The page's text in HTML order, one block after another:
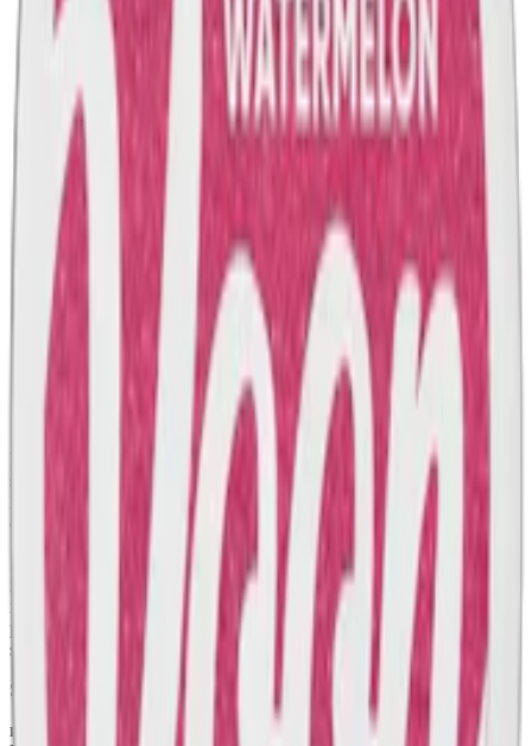
Varumärke:
Tillverkare:
Snustyp:
tobaksfritt vitt snus
Torrhet:
Styrka
Format/storlek:
Smak:
växtfiber (E460, cellulosa), vatten, salt,
surhetsreglerande medel (E500, natriumkarbonater), nikotin,
aromer, fuktighetsbevarande medel (E1520, propan-1,2-diol)
samt sötningsmedel (E967, xylitol; E950, acesulfam k)
Om Vont Sweet Melon
Vont Sweet Melon är ett tobaksfritt vitt snus
med en tydlig och söt
smak av melon. Melon har en söt, saftig och lätt aromatisk smak.
Det är ett starkt snus som passar den som vill ha en högre nikotinhalt
och en fruktig smak samtidigt.
Snuset kommer i slimformat och har en torr yta med normalfuktigt
innehåll för att ge en optimerad känsla i munnen. Varje dosa
innehåller 20 stycken prillor med en totalvikt på 14 gram. Varje
prilla väger 0.7 gram och innehåller 12 milligram nikotin, vilket ger
snuset en nikotinhalt på 1.71 procent.
Samma smak och format fast med lägre nikotinstyrka hittar du
här
relaterade produkter